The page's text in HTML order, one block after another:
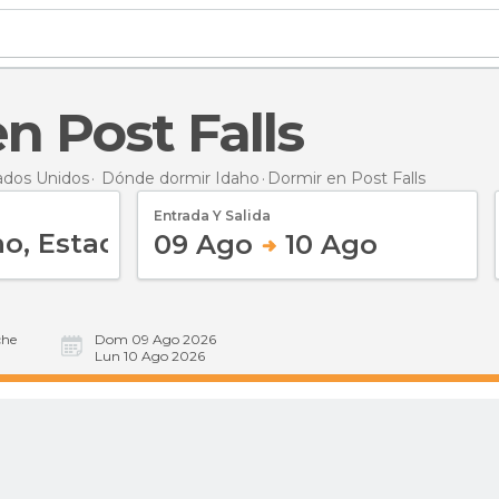
Post Falls
Unidos Dónde dormir Idaho Dormir en Post Falls
Entrada Y Salida
09 Ago 10 Ago
Dom 09 Ago 2026
Lun 10 Ago 2026